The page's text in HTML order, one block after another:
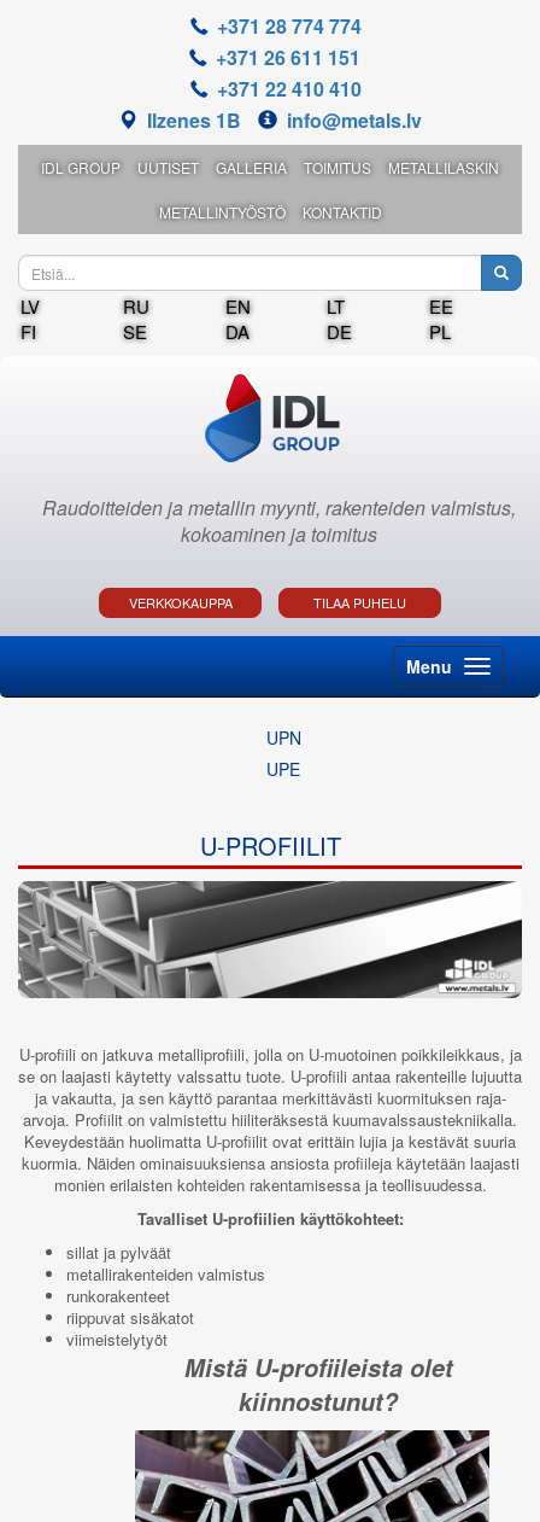
+371 28 774 774
+371 26 611 151
+371 22 410 410
Ilzenes 1B
info@metals.lv
IDL GROUP UUTISET GALLERIA TOIMITUS METALLILASKIN
METALLINTYÖSTÖ KONTAKTID
LV RU EN LT
EE
FI
SE DA DE PL
Raudoitteiden ja metallin myynti, rakenteiden valmistus,
kokoaminen ja toimitus
VERKKOKAUPPA TILAA PUHELU
Menu
UPN
UPE
U-PROFIILIT
U-profiili on jatkuva metalliprofiili, jolla on U-muotoinen poikkileikkaus, ja
se on laajasti käytetty valssattu tuote. U-profiili antaa rakenteille lujuutta
ja vakautta, ja sen käyttö parantaa merkittävästi kuormituksen raja-
arvoja. Profiilit on valmistettu hiiliteräksestä kuumavalssaustekniikalla.
Keveydestään huolimatta U-profiilit ovat erittäin lujia ja kestävät suuria
kuormia. Näiden ominaisuuksiensa ansiosta profiileja käytetään laajasti
monien erilaisten kohteiden rakentamisessa ja teollisuudessa.
Tavalliset U-profiilien käyttökohteet:
sillat ja pylväät
metallirakenteiden valmistus
runkorakenteet
riippuvat sisäkatot
viimeistelytyöt
Mistä U-profiileista olet
kiinnostunut?